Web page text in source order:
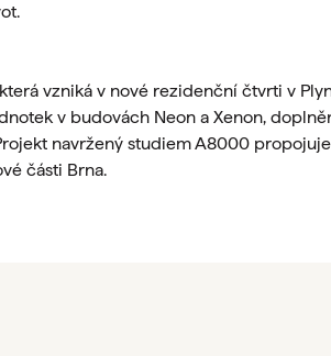
vzniká v nové rezidenční čtvrti v
v budovách Neon a Xenon,
navržený studiem A8000
části Brna.